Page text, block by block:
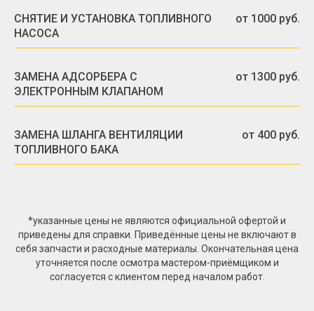
СНЯТИЕ И УСТАНОВКА ТОПЛИВНОГО
НАСОСА
от 1000 руб.
ЗАМЕНА АДСОРБЕРА С
ЭЛЕКТРОННЫМ КЛАПАНОМ
от 1300 руб.
ЗАМЕНА ШЛАНГА ВЕНТИЛЯЦИИ
ТОПЛИВНОГО БАКА
от 400 руб.
*указанные цены не являются официальной офертой и
приведены для справки. Приведённые цены не включают в
себя запчасти и расходные материалы. Окончательная цена
уточняется после осмотра мастером-приёмщиком и
согласуется с клиентом перед началом работ.